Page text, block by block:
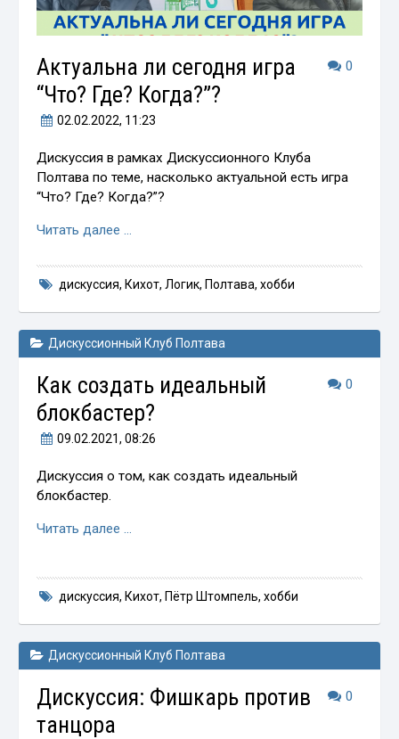
0
Актуальна ли сегодня игра
“Что? Где? Когда?”?
02.02.2022, 11:23
Дискуссия в рамках Дискуссионного Клуба
Полтава по теме, насколько актуальной есть игра
“Что? Где? Когда?”?
Читать далее …
дискуссия, Кихот, Логик, Полтава, хобби
Дискуссионный Клуб Полтава
0
Как создать идеальный
блокбастер?
09.02.2021, 08:26
Дискуссия о том, как создать идеальный
блокбастер.
Читать далее …
дискуссия, Кихот, Пётр Штомпель, хобби
Дискуссионный Клуб Полтава
0
Дискуссия: Фишкарь против
танцора